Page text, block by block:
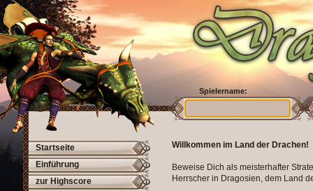
Willkommen im Land der Drachen!
Beweise Dich als meisterhafter
Herrscher in Dragosien, dem Land
Startseite
Einführung
zur Highscore
Spielername: